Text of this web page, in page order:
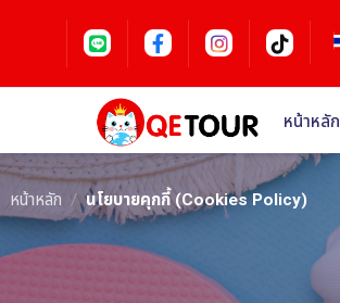
หน้าหลัก
หน้าหลัก นโยบายคุกกี้ (Cookies Policy)